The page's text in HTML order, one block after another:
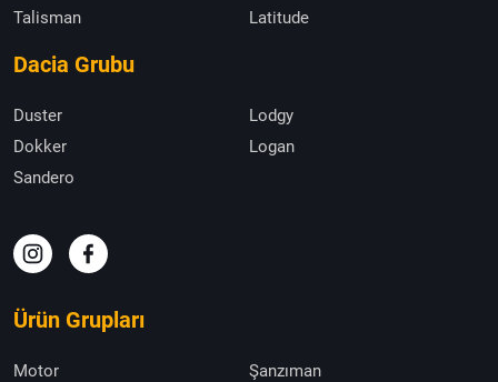
Talisman
Latitude
Dacia Grubu
Duster
Lodgy
Dokker
Logan
Sandero
Ürün Grupları
Motor
Şanzıman